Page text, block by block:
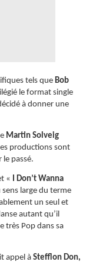
tels que Bob
le format single
à donner une
Martin Solveig
productions sont
le passé.
« I Don’t Wanna
sens large du terme
un seul et
autant qu’il
très Pop dans sa
appel àStefflon Don,